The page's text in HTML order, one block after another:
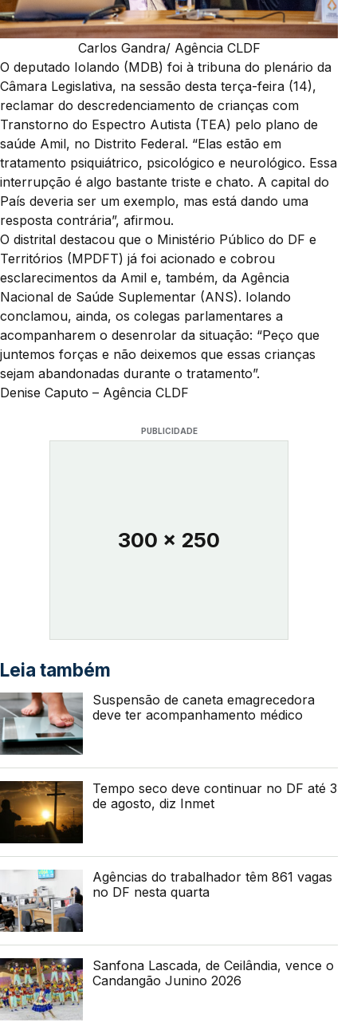
Carlos Gandra/ Agência CLDF
O deputado Iolando (MDB) foi à tribuna do plenário da
Câmara Legislativa, na sessão desta terça-feira (14),
reclamar do descredenciamento de crianças com
Transtorno do Espectro Autista (TEA) pelo plano de
saúde Amil, no Distrito Federal. “Elas estão em
tratamento psiquiátrico, psicológico e neurológico. Essa
interrupção é algo bastante triste e chato. A capital do
País deveria ser um exemplo, mas está dando uma
resposta contrária”, afirmou.
O distrital destacou que o Ministério Público do DF e
Territórios (MPDFT) já foi acionado e cobrou
esclarecimentos da Amil e, também, da Agência
Nacional de Saúde Suplementar (ANS). Iolando
conclamou, ainda, os colegas parlamentares a
acompanharem o desenrolar da situação: “Peço que
juntemos forças e não deixemos que essas crianças
sejam abandonadas durante o tratamento”.
Denise Caputo – Agência CLDF
PUBLICIDADE
300 x 250
Leia também
Suspensão de caneta emagrecedora
deve ter acompanhamento médico
Tempo seco deve continuar no DF até 3
de agosto, diz Inmet
Agências do trabalhador têm 861 vagas
no DF nesta quarta
Sanfona Lascada, de Ceilândia, vence o
Candangão Junino 2026